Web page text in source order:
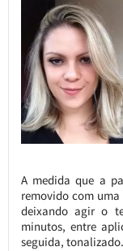
A medida que a
removido com
deixando agir o
minutos, entre
seguida, tonalizado.